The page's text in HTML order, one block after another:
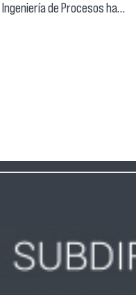
Ingeniería de Procesos ha…